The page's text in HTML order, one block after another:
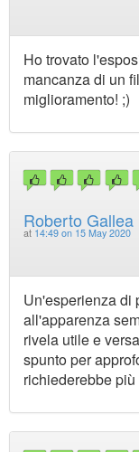
Ho trovato
mancanza di un
miglioramento! ;)
Roberto Gallea
at 14:49 on 15 May 2020
Un'esperienza di
all'apparenza
rivela utile e
spunto per
richiederebbe